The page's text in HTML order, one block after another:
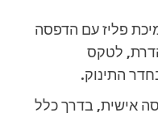
פליז עם הדפסה
לטקס
התינוק.
אישית, בדרך כלל